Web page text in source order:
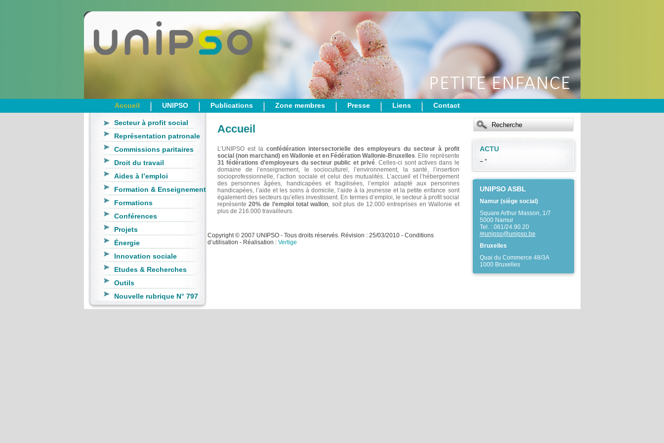
Accueil UNIPSO Publications Zone membres Presse Liens Contact
Secteur à profit social
Représentation patronale
Commissions paritaires
Droit du travail
Aides à l’emploi
Formation & Enseignement
Formations
Conférences
Projets
Énergie
Innovation sociale
Etudes & Recherches
Outils
Nouvelle rubrique N° 797
ACTU
–*
UNIPSO ASBL
Namur (siège social)
Square Arthur Masson, 1/7
5000 Namur
Tel. : 081/24.90.20
unipso@unipso.be
Bruxelles
Quai du Commerce 48/3A
1000 Bruxelles
Accueil
L’UNIPSO est la confédération intersectorielle des employeurs du secteur à profit
social (non marchand) en Wallonie et en Fédération Wallonie-Bruxelles. Elle représente
31 fédérations d’employeurs du secteur public et privé. Celles-ci sont actives dans le
domaine de l’enseignement, le socioculturel, l’environnement, la santé, l’insertion
socioprofessionnelle, l’action sociale et celui des mutualités. L’accueil et l’hébergement
des personnes âgées, handicapées et fragilisées, l’emploi adapté aux personnes
handicapées, l’aide et les soins à domicile, l’aide à la jeunesse et la petite enfance sont
également des secteurs qu’elles investissent. En termes d’emploi, le secteur à profit social
représente 20% de l’emploi total wallon, soit plus de 12.000 entreprises en Wallonie et
plus de 216.000 travailleurs.
Copyright © 2007 UNIPSO - Tous droits réservés. Révision : 25/03/2010 - Conditions
d’utilisation - Réalisation : Vertige